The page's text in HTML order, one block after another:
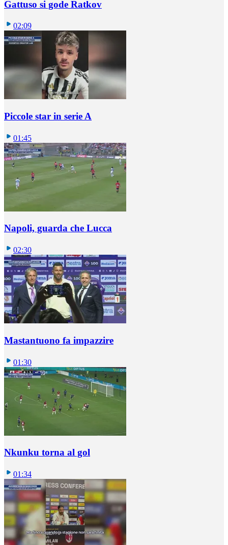
Gattuso si gode Ratkov
02:09
Piccole star in serie A
01:45
Napoli, guarda che Lucca
02:30
Mastantuono fa impazzire
01:30
Nkunku torna al gol
01:34